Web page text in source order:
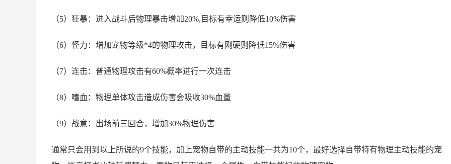
（5）狂暴：进入战斗后物理暴击增加20%,目标有幸运则降低10%伤害
（6）怪力：增加宠物等级*4的物理攻击，目标有刚硬则降低15%伤害
（7）连击：普通物理攻击有60%概率进行一次连击
（8）嗜血：物理单体攻击造成伤害会吸收30%血量
（9）战意：出场前三回合，增加30%物理伤害
通常只会用到以上所说的9个技能，加上宠物自带的主动技能一共为10个，最好选择自带特有物理主动技能的宠